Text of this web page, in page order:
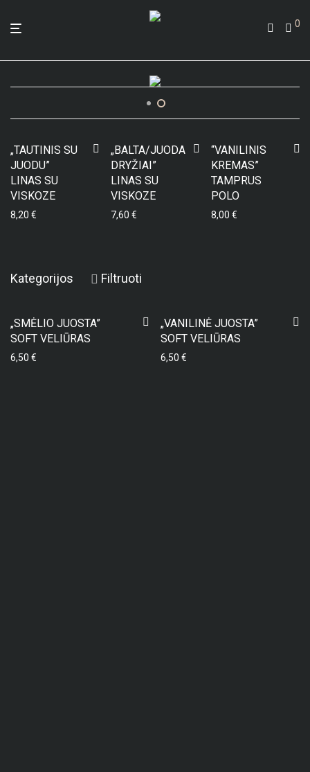
0
„TAUTINIS SU
JUODU”
LINAS SU
VISKOZE
8,20 €
„BALTA/JUODA
DRYŽIAI”
LINAS SU
VISKOZE
7,60 €
“VANILINIS
KREMAS”
TAMPRUS
POLO
8,00 €
Kategorijos Filtruoti
„SMĖLIO JUOSTA”
SOFT VELIŪRAS
6,50 €
„VANILINĖ JUOSTA”
SOFT VELIŪRAS
6,50 €